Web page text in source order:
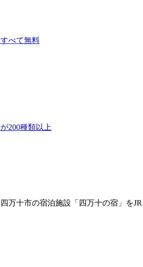
べて無料
200種類以上
万十市の宿泊施設「四万十の宿」を